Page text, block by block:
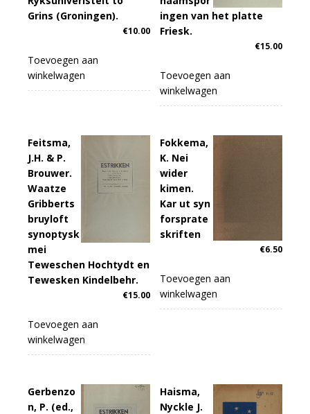
Grins (Groningen).
€10.00
Toevoegen aan
winkelwagen
ingen van het platte
Friesk.
€15.00
Toevoegen aan
winkelwagen
Feitsma,
J.H. & P.
Brouwer.
Waatze
Gribberts
bruyloft
synoptysk
mei
Teweschen Hochtydt en
Tewesken Kindelbehr.
€15.00
Toevoegen aan
winkelwagen
Fokkema,
K. Nei
wider
kimen.
Kar ut syn
forsprate
skriften
€6.50
Toevoegen aan
winkelwagen
Gerbenzo
n, P. (ed.,
Haisma,
Nyckle J.